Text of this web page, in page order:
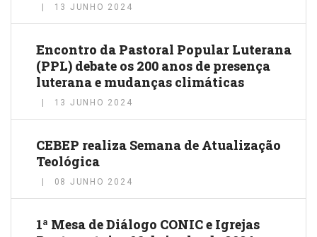
13 JUNHO 2024
Encontro da Pastoral Popular Luterana
(PPL) debate os 200 anos de presença
luterana e mudanças climáticas
13 JUNHO 2024
CEBEP realiza Semana de Atualização
Teológica
08 JUNHO 2024
1ª Mesa de Diálogo CONIC e Igrejas